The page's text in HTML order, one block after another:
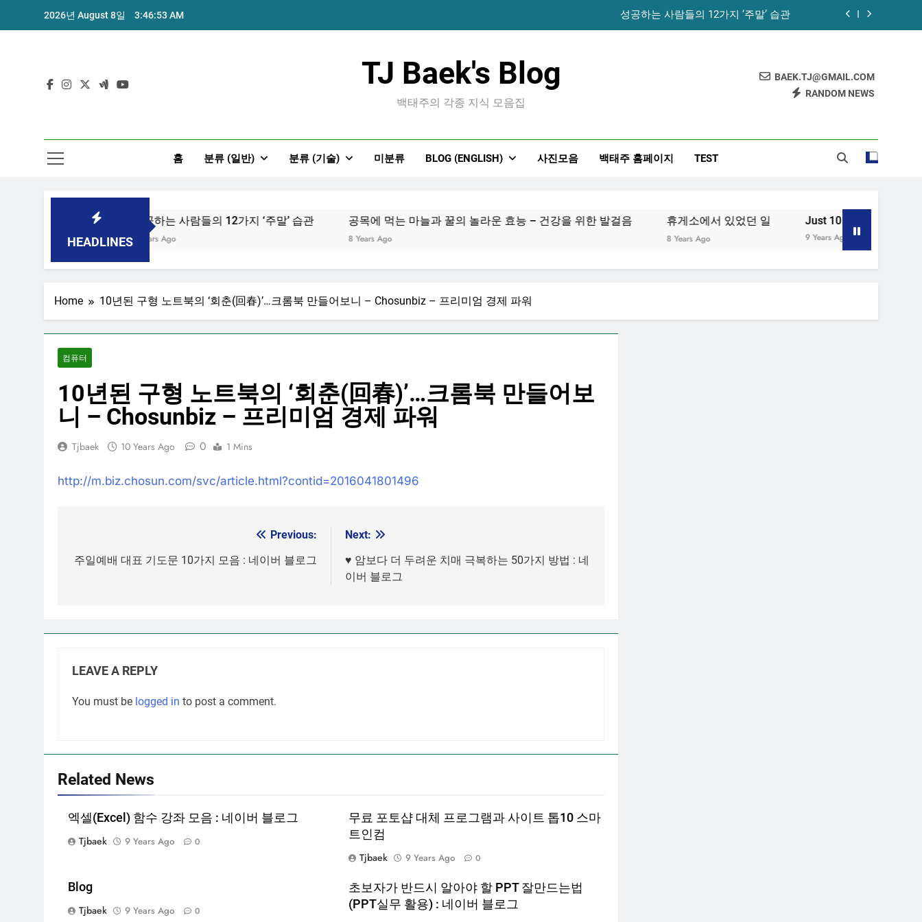
2026년 August 8일 3:46:53 AM 성공하는 사람들의 12가지 ‘주말’ 습관
휴게소에서 있었던 일
공목에 먹는 마늘과 꿀의 놀라운 효능 – 건강을 위한 발걸음
TJ Baek's Blog
백태주의 각종 지식 모음집
BAEK.TJ@GMAIL.COM
RANDOM NEWS
홈 분류 (일반) 분류 (기술) 미분류 BLOG (ENGLISH) 사진모음 백태주 홈페이지 TEST
HEADLINES
성공하는 사람들의 12가지 ‘주말’ 습관
7 Years Ago
공목에 먹는 마늘과 꿀의 놀라운 효능 – 건강을 위한 발걸음
8 Years Ago
휴게소에서 있었던 일
8 Years Ago
Just 10 Minutes!
9 Years Ago
Home 10년된 구형 노트북의 ‘회춘(回春)’…크롬북 만들어보니 – Chosunbiz – 프리미엄 경제 파워
컴퓨터
10년된 구형 노트북의 ‘회춘(回春)’…크롬북 만들어보
니 – Chosunbiz – 프리미엄 경제 파워
Tjbaek 10 Years Ago 0 1 Mins
http://m.biz.chosun.com/svc/article.html?contid=2016041801496
navigation
Previous:
주일예배 대표 기도문 10가지 모음 : 네이버 블로그
Next:
♥ 암보다 더 두려운 치매 극복하는 50가지 방법 : 네
이버 블로그
LEAVE A REPLY
You must be logged in to post a comment.
Related News
엑셀(Excel) 함수 강좌 모음 : 네이버 블로그
Tjbaek
9 Years Ago 0
무료 포토샵 대체 프로그램과 사이트 톱10 스마
트인컴
Tjbaek
9 Years Ago 0
Blog
Tjbaek
9 Years Ago 0
초보자가 반드시 알아야 할 PPT 잘만드는법
(PPT실무 활용) : 네이버 블로그